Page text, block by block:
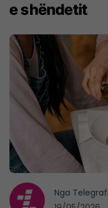
e shëndetit
Nga Telegrafi